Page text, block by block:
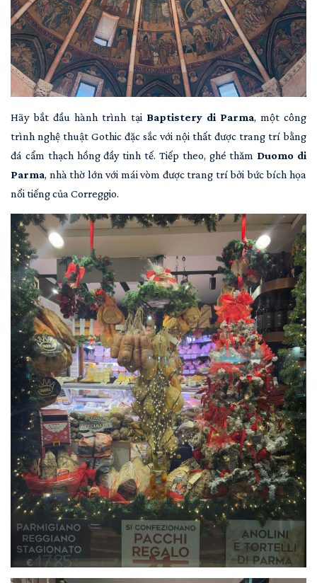
Hãy bắt đầu hành trình tại Baptistery di Parma, một công
trình nghệ thuật Gothic đặc sắc với nội thất được trang trí bằng
đá cẩm thạch hồng đầy tinh tế. Tiếp theo, ghé thăm Duomo di
Parma, nhà thờ lớn với mái vòm được trang trí bởi bức bích họa
nổi tiếng của Correggio.